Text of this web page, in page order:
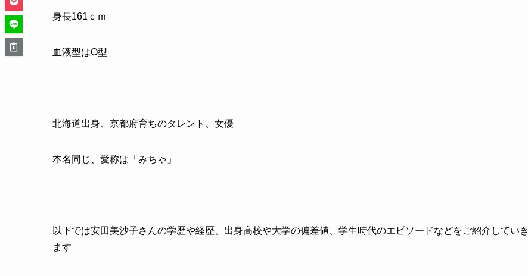
身長161 ｃｍ
血液型はO型
北海道出身、京都府育ちのタレント、女優
本名同じ、愛称は「みちゃ」
以下では安田美沙子さんの学歴や経歴、出身高校や大学の偏差値、学生時代のエピソードなどをご紹介していき
ます